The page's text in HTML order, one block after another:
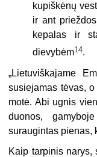
kupiškėnų
ir ant
kepalas ir
dievybėm14.
„Lietuviškajame
susiejamas tėvas,
motė. Abi ugnis
duonos,
suraugintas pienas,
Kaip tarpinis narys,